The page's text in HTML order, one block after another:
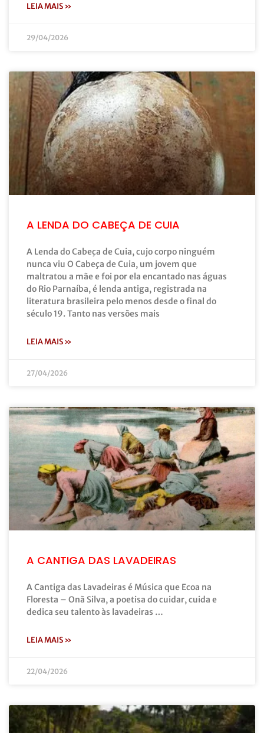
LEIA MAIS »
29/04/2026
A LENDA DO CABEÇA DE CUIA
A Lenda do Cabeça de Cuia, cujo corpo ninguém
nunca viu O Cabeça de Cuia, um jovem que
maltratou a mãe e foi por ela encantado nas águas
do Rio Parnaíba, é lenda antiga, registrada na
literatura brasileira pelo menos desde o final do
século 19. Tanto nas versões mais
LEIA MAIS »
27/04/2026
A CANTIGA DAS LAVADEIRAS
A Cantiga das Lavadeiras é Música que Ecoa na
Floresta – Onã Silva, a poetisa do cuidar, cuida e
dedica seu talento às lavadeiras …
LEIA MAIS »
22/04/2026